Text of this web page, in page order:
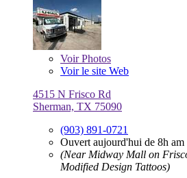
VoirPhotos
Voir le site Web
4515 N Frisco Rd
Sherman, TX 75090
(903) 891-0721
Ouvert aujourd'hui de 8h am
(Near Midway Mall on
Modified Design Tattoos)